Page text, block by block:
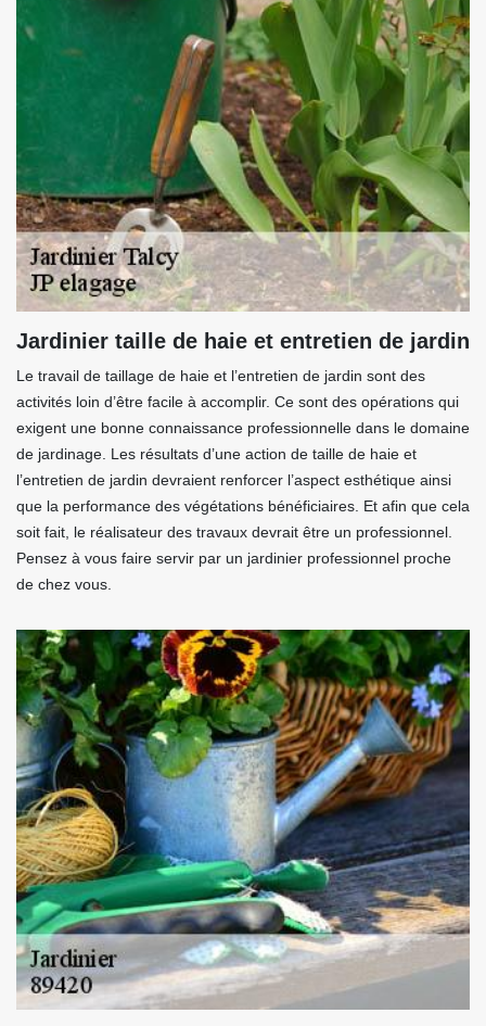
Jardinier taille de haie et entretien de jardin
Le travail de taillage de haie et l’entretien de jardin sont des
activités loin d’être facile à accomplir. Ce sont des opérations qui
exigent une bonne connaissance professionnelle dans le domaine
de jardinage. Les résultats d’une action de taille de haie et
l’entretien de jardin devraient renforcer l’aspect esthétique ainsi
que la performance des végétations bénéficiaires. Et afin que cela
soit fait, le réalisateur des travaux devrait être un professionnel.
Pensez à vous faire servir par un jardinier professionnel proche
de chez vous.